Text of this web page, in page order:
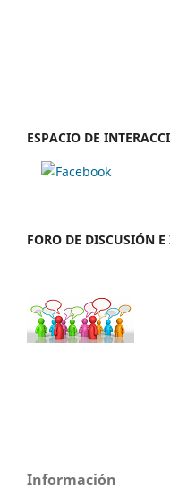
ESPACIO DE
FORO DE DISCUSIÓN
Información